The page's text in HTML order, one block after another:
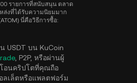
รายการที่สนับสนุน ตลาด
ล่งที่ได้รับความนิยมมาก
นี่คือวิธีการซื้อ:
USDT บน KuCoin
, P2P, หรือผ่านผู้
อนคริปโตที่คุณถือ
ลเล็ตหรือแพลตฟอร์ม